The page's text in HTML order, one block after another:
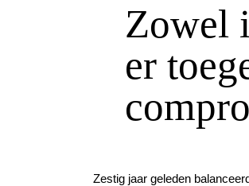
Zowel
er
Zestig jaar geleden